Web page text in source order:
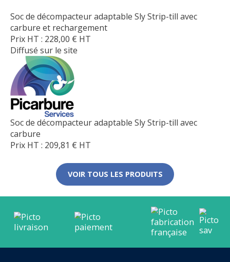
Soc de décompacteur adaptable Sly Strip-till avec
carbure et rechargement
Prix HT : 228,00 € HT
Diffusé sur le site
Soc de décompacteur adaptable Sly Strip-till avec
carbure
Prix HT : 209,81 € HT
VOIR TOUS LES PRODUITS